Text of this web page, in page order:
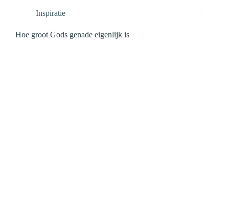
Inspiratie
Hoe groot Gods genade eigenlijk is